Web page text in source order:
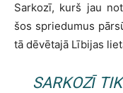
Sarkozī, kurš jau
šos spriedumus
tā dēvētajā Lībijas
SARKOZĪ